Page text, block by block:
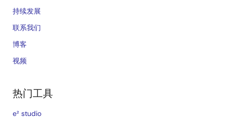
持续发展
联系我们
博客
视频
热门工具
e² studio